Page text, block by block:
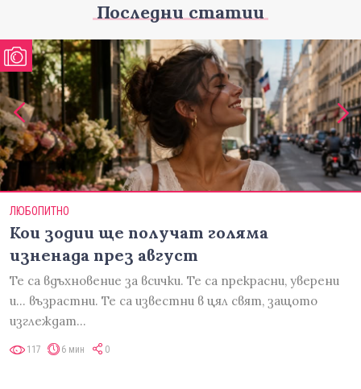
Последни статии
ЛЮБОПИТНО
Кои зодии ще получат голяма
изненада през август
Те са вдъхновение за всички. Те са прекрасни, уверени
и... възрастни. Те са известни в цял свят, защото
изглеждат…
117 6 мин 0